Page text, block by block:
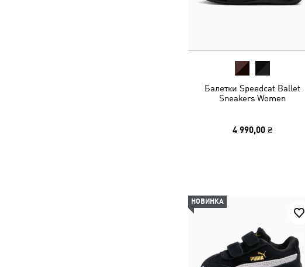
Балетки Speedcat Ballet
Sneakers Women
4 990,00 ₴
НОВИНКА